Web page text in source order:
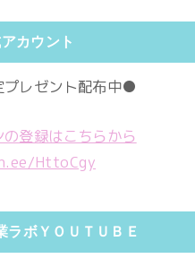
カウント
レゼント配布中●
登録はこちらから
HttoCgy
ラボＹＯＵＴＵＢＥ